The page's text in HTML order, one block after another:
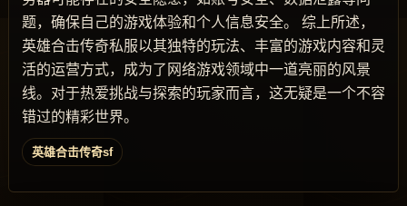
题，确保自己的游戏体验和个人信息安全。 综上所述，
英雄合击传奇私服以其独特的玩法、丰富的游戏内容和灵
活的运营方式，成为了网络游戏领域中一道亮丽的风景
线。对于热爱挑战与探索的玩家而言，这无疑是一个不容
错过的精彩世界。
英雄合击传奇sf